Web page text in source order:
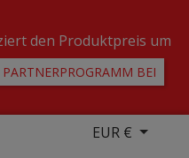
den Produktpreis um
BEI
EUR €